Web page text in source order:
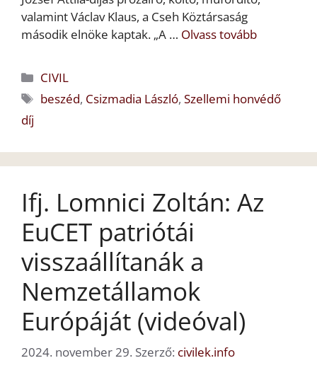
valamint Václav Klaus, a Cseh Köztársaság
második elnöke kaptak. „A … Olvass tovább
Kategória
CIVIL
Címkék
beszéd, Csizmadia László,Szellemi honvédő
díj
Ifj. Lomnici Zoltán: Az
EuCET patriótái
visszaállítanák a
Nemzetállamok
Európáját (videóval)
2024. november 29. Szerző: civilek.info